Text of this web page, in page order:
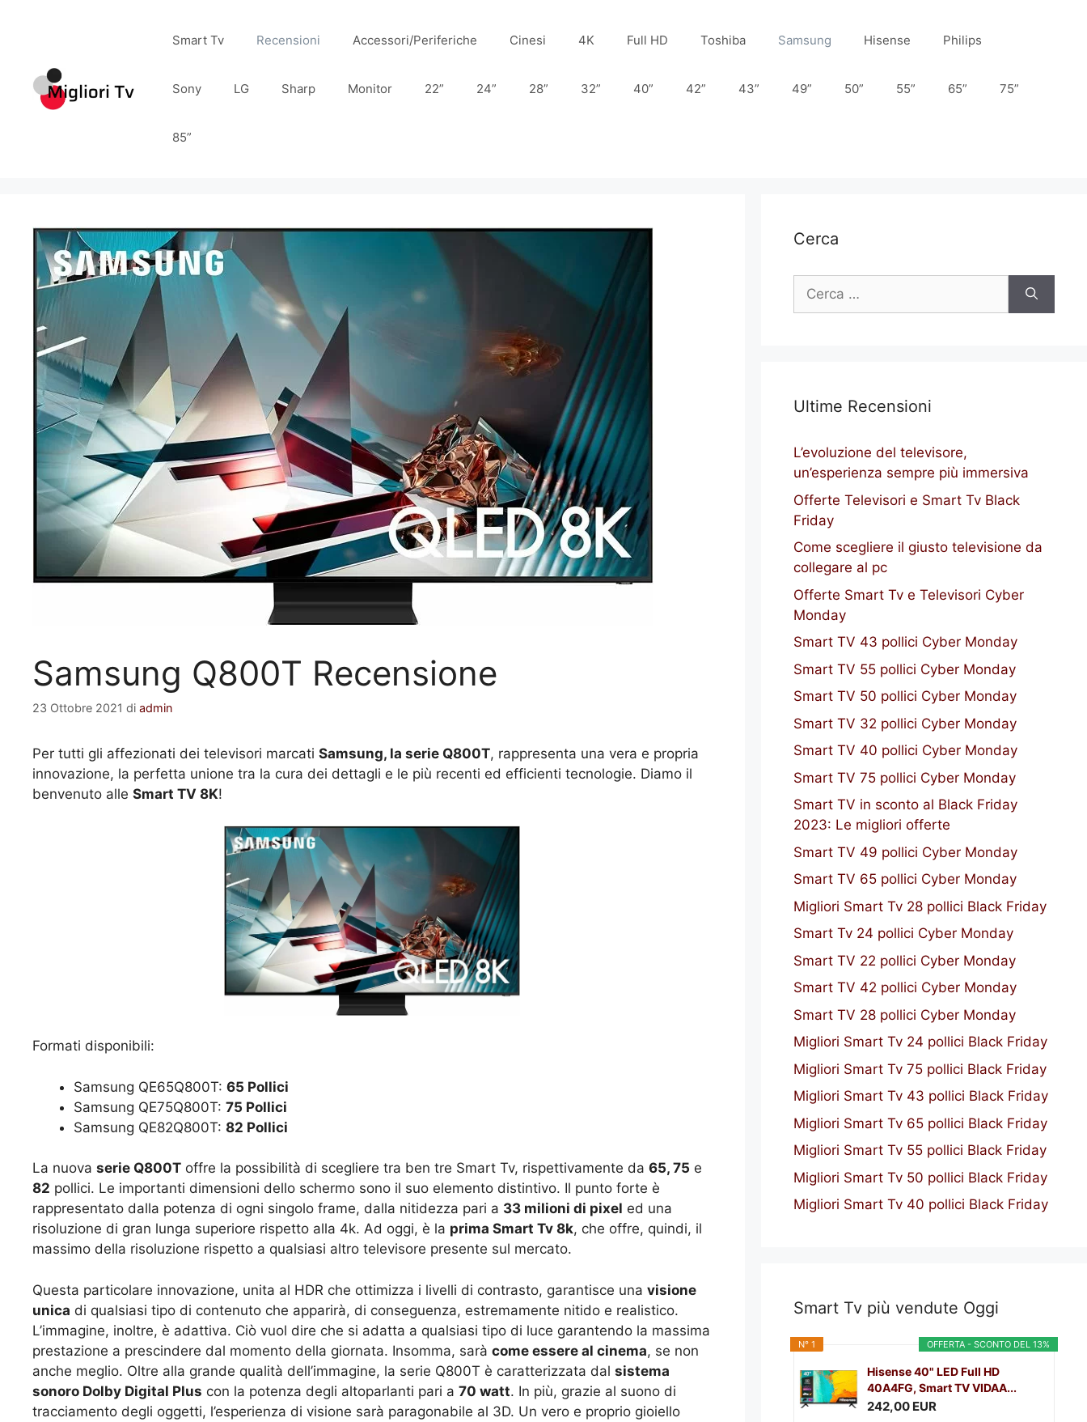
Smart Tv Recensioni Accessori/Periferiche Cinesi 4K Full HD Toshiba Samsung Hisense Philips
Sony LG Sharp Monitor 22” 24” 28” 32” 40” 42” 43” 49” 50” 55” 65” 75”
85”
Samsung Q800T Recensione
23 Ottobre 2021 di admin
Per tutti gli affezionati dei televisori marcati Samsung, la serie Q800T, rappresenta una vera e propria
innovazione, la perfetta unione tra la cura dei dettagli e le più recenti ed efficienti tecnologie. Diamo il
benvenuto alle Smart TV 8K!
Formati disponibili:
Samsung QE65Q800T: 65 Pollici
Samsung QE75Q800T: 75 Pollici
Samsung QE82Q800T: 82 Pollici
La nuova serie Q800T offre la possibilità di scegliere tra ben tre Smart Tv, rispettivamente da 65, 75 e
82 pollici. Le importanti dimensioni dello schermo sono il suo elemento distintivo. Il punto forte è
rappresentato dalla potenza di ogni singolo frame, dalla nitidezza pari a 33 milioni di pixel ed una
risoluzione di gran lunga superiore rispetto alla 4k. Ad oggi, è la prima Smart Tv 8k, che offre, quindi, il
massimo della risoluzione rispetto a qualsiasi altro televisore presente sul mercato.
Questa particolare innovazione, unita al HDR che ottimizza i livelli di contrasto, garantisce una visione
unica di qualsiasi tipo di contenuto che apparirà, di conseguenza, estremamente nitido e realistico.
L’immagine, inoltre, è adattiva. Ciò vuol dire che si adatta a qualsiasi tipo di luce garantendo la massima
prestazione a prescindere dal momento della giornata. Insomma, sarà come essere al cinema, se non
anche meglio. Oltre alla grande qualità dell’immagine, la serie Q800T è caratterizzata dal sistema
sonoro Dolby Digital Plus con la potenza degli altoparlanti pari a 70 watt. In più, grazie al suono di
tracciamento degli oggetti, l’esperienza di visione sarà paragonabile al 3D. Un vero e proprio gioiello
Cerca
Ricerca
Ultime Recensioni
L’evoluzione del televisore,
un’esperienza sempre più immersiva
Offerte Televisori e Smart Tv Black
Friday
Come scegliere il giusto televisione da
collegare al pc
Offerte Smart Tv e Televisori Cyber
Monday
Smart TV 43 pollici Cyber Monday
Smart TV 55 pollici Cyber Monday
Smart TV 50 pollici Cyber Monday
Smart TV 32 pollici Cyber Monday
Smart TV 40 pollici Cyber Monday
Smart TV 75 pollici Cyber Monday
Smart TV in sconto al Black Friday
2023: Le migliori offerte
Smart TV 49 pollici Cyber Monday
Smart TV 65 pollici Cyber Monday
Migliori Smart Tv 28 pollici Black Friday
Smart Tv 24 pollici Cyber Monday
Smart TV 22 pollici Cyber Monday
Smart TV 42 pollici Cyber Monday
Smart TV 28 pollici Cyber Monday
Migliori Smart Tv 24 pollici Black Friday
Migliori Smart Tv 75 pollici Black Friday
Migliori Smart Tv 43 pollici Black Friday
Migliori Smart Tv 65 pollici Black Friday
Migliori Smart Tv 55 pollici Black Friday
Migliori Smart Tv 50 pollici Black Friday
Migliori Smart Tv 40 pollici Black Friday
Smart Tv più vendute Oggi
OFFERTA - SCONTO DEL 13%
N° 1
Hisense 40" LED Full HD
40A4FG, Smart TV VIDAA...
242,00 EUR